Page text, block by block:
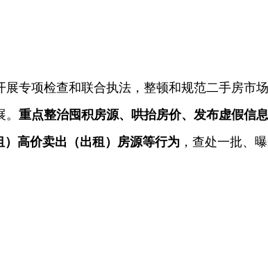
专项检查和联合执法，整顿和规范二手房市
重点整治囤积房源、哄抬房价、发布虚假信
高价卖出（出租）房源等行为 ，查处一批、